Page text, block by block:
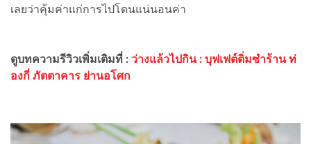
เลยว่าคุ้มค่าแก่การไปโดนแน่นอนค่า
ดูบทความรีวิวเพิ่มเติมที่ : ว่างแล้วไปกิน : บุฟเฟต์ติ่มซำร้าน ท่
องกี่ ภัตตาคาร ย่านอโศก